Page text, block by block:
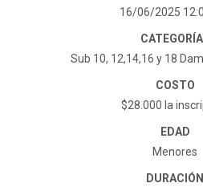
16/06/2025
Sub 10, 12,14,16 y 18
COSTO
$28.000 la
EDAD
Menores
DURACIÓN